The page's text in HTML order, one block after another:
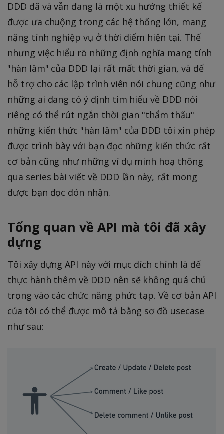
DDD đã và vẫn đang là một xu hướng thiết kế
được ưa chuộng trong các hệ thống lớn, mang
nặng tính nghiệp vụ ở thời điểm hiện tại. Thế
nhưng việc hiểu rõ những định nghĩa mang tính
"hàn lâm" của DDD lại rất mất thời gian, và để
hỗ trợ cho các lập trình viên nói chung cũng như
những ai đang có ý định tìm hiểu về DDD nói
riêng có thể rút ngắn thời gian "thẩm thấu"
những kiến thức "hàn lâm" của DDD tôi xin phép
được trình bày với bạn đọc những kiến thức rất
cơ bản cũng như những ví dụ minh hoạ thông
qua series bài viết về DDD lần này, rất mong
được bạn đọc đón nhận.
Tổng quan về API mà tôi đã xây
dựng
Tôi xây dựng API này với mục đích chính là để
thực hành thêm về DDD nên sẽ không quá chú
trọng vào các chức năng phức tạp. Về cơ bản API
của tôi có thể được mô tả bằng sơ đồ usecase
như sau: